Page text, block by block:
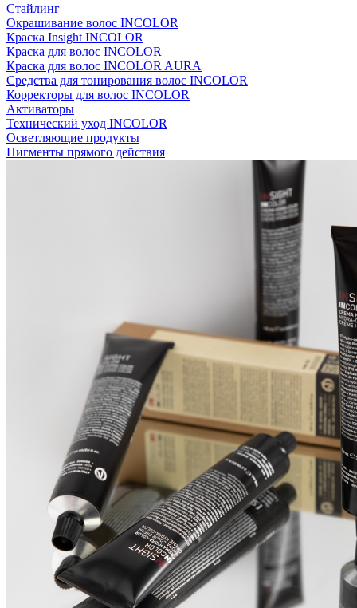
Стайлинг
Окрашивание волос INCOLOR
Краска Insight INCOLOR
Краска для волос INCOLOR
Краска для волос INCOLOR AURA
Средства для тонирования волос INCOLOR
Корректоры для волос INCOLOR
Активаторы
Технический уход INCOLOR
Осветляющие продукты
Пигменты прямого действия